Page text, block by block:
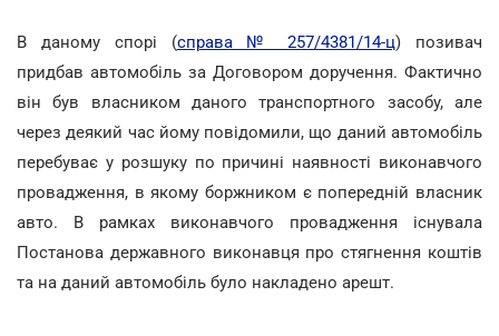
В даному спорі (справа № 257/4381/14-ц) позивач
придбав автомобіль за Договором доручення. Фактично
він був власником даного транспортного засобу, але
через деякий час йому повідомили, що даний автомобіль
перебуває у розшуку по причині наявності виконавчого
провадження, в якому боржником є попередній власник
авто. В рамках виконавчого провадження існувала
Постанова державного виконавця про стягнення коштів
та на даний автомобіль було накладено арешт.